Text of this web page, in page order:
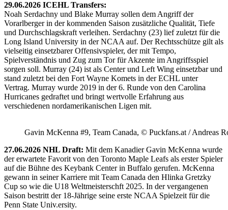
29.06.2026 ICEHL Transfers:
Noah Serdachny und Blake Murray sollen dem Angriff der
Vorarlberger in der kommenden Saison zusätzliche Qualität, Tiefe
und Durchschlagskraft verleihen. Serdachny (23) lief zuletzt für die
Long Island University in der NCAA auf. Der Rechtsschütze gilt als
vielseitig einsetzbarer Offensivspieler, der mit Tempo,
Spielverständnis und Zug zum Tor für Akzente im Angriffsspiel
sorgen soll. Murray (24) ist als Center und Left Wing einsetzbar und
stand zuletzt bei den Fort Wayne Komets in der ECHL unter
Vertrag. Murray wurde 2019 in der 6. Runde von den Carolina
Hurricanes gedraftet und bringt wertvolle Erfahrung aus
verschiedenen nordamerikanischen Ligen mit.
Gavin McKenna #9, Team Canada, © Puckfans.at / Andreas
27.06.2026 NHL Draft: Mit dem Kanadier Gavin McKenna wurde
der erwartete Favorit von den Toronto Maple Leafs als erster Spieler
auf die Bühne des Keybank Center in Buffalo gerufen. McKenna
gewann in seiner Karriere mit Team Canada den Hlinka Gretzky
Cup so wie die U18 Weltmeisterschft 2025. In der vergangenen
Saison bestritt der 18-Jährige seine erste NCAA Spielzeit für die
Penn State Univ.ersity.